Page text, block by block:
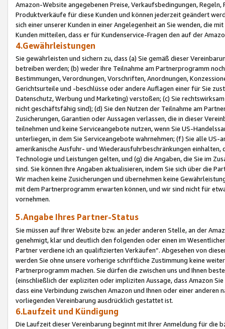
Amazon-Website angegebenen Preise, Verkaufsbedingungen,
Produktverkäufe für diese Kunden und können jederzeit geändert
sich einer unserer Kunden in einer Angelegenheit an Sie wenden, die
Kunden mitteilen, dass er für Kundenservice-Fragen den auf der
4.Gewährleistungen
Sie gewährleisten und sichern zu, dass (a) Sie gemäß dieser
betreiben werden; (b) weder Ihre Teilnahme am Partnerprogramm
Bestimmungen, Verordnungen, Vorschriften, Anordnungen,
Gerichtsurteile und -beschlüsse oder andere Auflagen einer für Sie
Datenschutz, Werbung und Marketing) verstoßen; (c) Sie
nicht geschäftsfähig sind); (d) Sie den Nutzen der Teilnahme am
Zusicherungen, Garantien oder Aussagen verlassen, die in dieser
teilnehmen und keine Serviceangebote nutzen, wenn Sie US-
unterliegen, in dem Sie Serviceangebote wahrnehmen; (f) Sie alle
amerikanische Ausfuhr- und Wiederausfuhrbeschränkungen
Technologie und Leistungen gelten, und (g) die Angaben, die Sie im
sind. Sie können Ihre Angaben aktualisieren, indem Sie sich über die
Wir machen keine Zusicherungen und übernehmen keine
mit dem Partnerprogramm erwarten können, und wir sind nicht für
vornehmen.
5.Angabe Ihres Partner-Status
Sie müssen auf Ihrer Website bzw. an jeder anderen Stelle, an der
genehmigt, klar und deutlich den folgenden oder einen im
Partner verdiene ich an qualifizierten Verkäufen“. Abgesehen von
werden Sie ohne unsere vorherige schriftliche Zustimmung keine
Partnerprogramm machen. Sie dürfen die zwischen uns und Ihnen
(einschließlich der expliziten oder impliziten Aussage, dass Amazon
dass eine Verbindung zwischen Amazon und Ihnen oder einer
vorliegenden Vereinbarung ausdrücklich gestattet ist.
6.Laufzeit und Kündigung
Die Laufzeit dieser Vereinbarung beginnt mit Ihrer Anmeldung für die